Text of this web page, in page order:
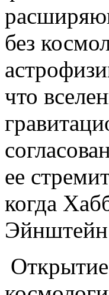
без
что
ее
когда
Эйнштейн